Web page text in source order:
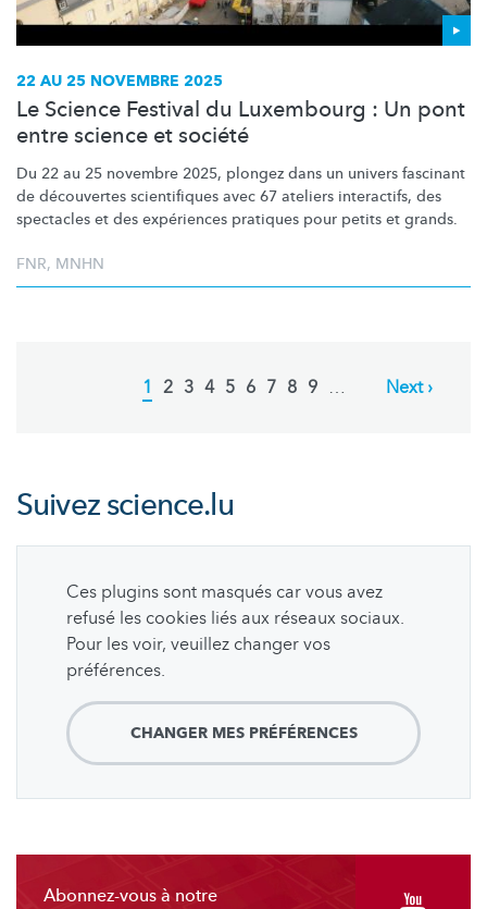
22 AU 25 NOVEMBRE 2025
Le Science Festival du Luxembourg : Un pont
entre science et société
Du 22 au 25 novembre 2025, plongez dans un univers fascinant
de découvertes scientifiques avec 67 ateliers interactifs, des
spectacles et des expériences pratiques pour petits et grands.
FNR, MNHN
Current
1 Page
2 Page
3 Page
4 Page
5 Page
6 Page
7 Page
8 Page
9 …
Next
Next ›
Suivezscience.lu
Ces plugins sont masqués car vous avez
refusé les cookies liés aux réseaux sociaux.
Pour les voir, veuillez changer vos
préférences.
CHANGER MES PRÉFÉRENCES
Abonnez-vous à notre